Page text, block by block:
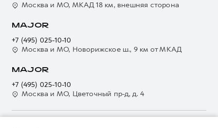
Система управления автопарком GWM Fleet
Автомобильные аксессуары
Коллекция Детская
Подписки
Автомобильные аксессуары
Коллекция Базовая
Коллекция Детская
Москва и МО, МКАД 18 км, внешняя сторона
MAJOR
+7 (495) 025-10-10
Москва и МО, Новорижское ш., 9 км от МКАД
MAJOR
+7 (495) 025-10-10
Москва и МО, Цветочный пр-д, д. 4